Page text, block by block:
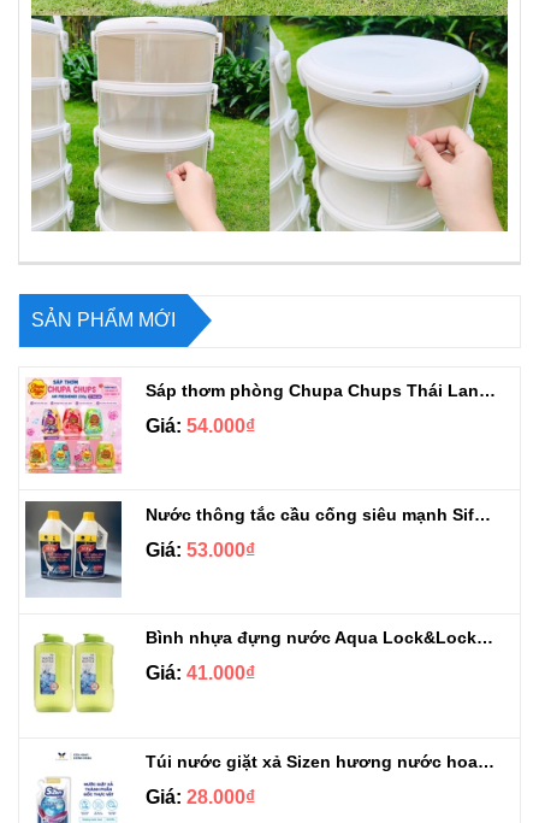
SẢN PHẨM MỚI
Sáp thơm phòng Chupa Chups Thái Lan 230g
Giá: 54.000₫
Nước thông tắc cầu cống siêu mạnh Sifa 1.4kg
Giá: 53.000₫
Bình nhựa đựng nước Aqua Lock&Lock 2.1L
Giá: 41.000₫
Túi nước giặt xả Sizen hương nước hoa 500 ml
Giá: 28.000₫